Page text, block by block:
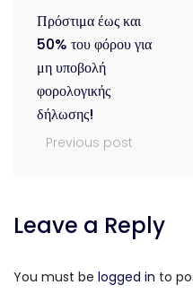
Πρόστιμα έως και
50% του φόρου για
μη υποβολή
φορολογικής
δήλωσης!
Previous post
Leave a Reply
You must be logged in to